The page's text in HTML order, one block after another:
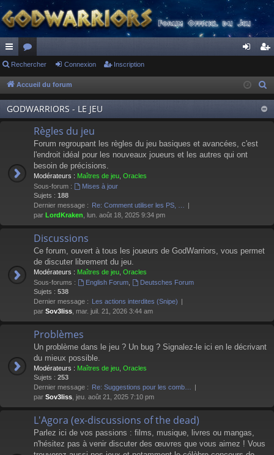
ac
co
ur
ci
or
u
m
s
ne
xi
on
cri
pti
on
Rechercher Connexion Inscription
Accueil du forum
GODWARRIORS - LE JEU
Règles du jeu
Forum regroupant les règles du jeu basiques et avancées, c'est
l'endroit idéal pour les nouveaux joueurs et les autres qui ont
besoin de précisions.
Modérateurs : Maîtres de jeu Oracles
Sous-forum :
Mises à jour
Sujets : 188
Dernier message : Re: Comment utiliser les PS, …
par LordKraken , lun. août 18, 2025 9:34 pm
Discussions
Ce forum, ouvert à tous les joueurs de GodWarriors, vous permet
de discuter librement du jeu.
Modérateurs : Maîtres de jeu Oracles
Sous-forums :
English Forum,
Deutsches Forum
Sujets : 538
Dernier message : Les actions interdites (Snipe)
par Sov3liss , mar. juil. 21, 2026 3:44 am
Problèmes
Un problème dans le jeu ? Un bug ? Signalez-le ici en le décrivant
du mieux possible.
Modérateurs : Maîtres de jeu Oracles
Sujets : 253
Dernier message : Re: Suggestions pour les comb…
par Sov3liss , jeu. août 21, 2025 7:10 pm
L'Agora (ex-discussions of the dead)
Parlez ici de vos passions : films, musique, livres ou mangas,
n'hésitez pas à venir discuter des œuvres que vous aimez ! Vous